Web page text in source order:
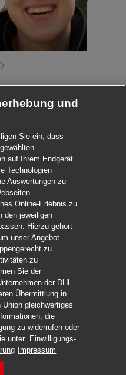
und
Sie ein, dass
auf Ihrem Endgerät
Technologien
Auswertungen zu
Online-Erlebnis zu
den jeweiligen
Hierzu gehört
unser Angebot
zu
zu
Sie der
der DHL
Übermittlung in
Union gleichwertiges
die
zu widerrufen oder
unter „Einwilligungs-
Impressum